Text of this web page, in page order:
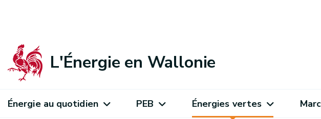
L'Énergie en Wallonie
Énergie au quotidien PEB Énergies vertes